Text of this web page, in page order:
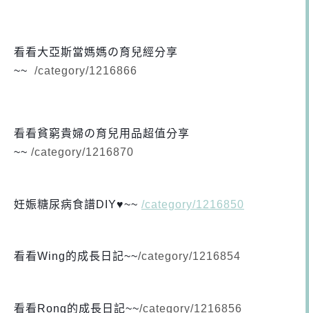
看看大亞斯當媽媽の育兒經分享
~~
/category/1216866
看看貧窮貴婦の育兒用品超值分享
~~ /category/1216870
妊娠糖尿病食譜DIY♥~~ /category/1216850
看看Wing的成長日記~~/category/1216854
看看Rong的成長日記~~/category/1216856